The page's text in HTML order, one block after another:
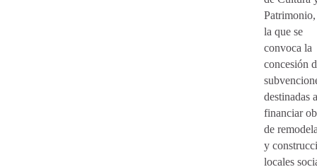
la que se
convoca la
concesión
destinadas a
financiar
de
y
locales